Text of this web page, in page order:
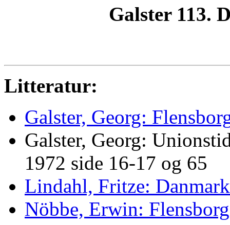
Galster 113.
Litteratur:
Galster, Georg:
Galster, Georg:
1972 side 16-17 og 65
Lindahl, Fritze:
Nöbbe, Erwin: